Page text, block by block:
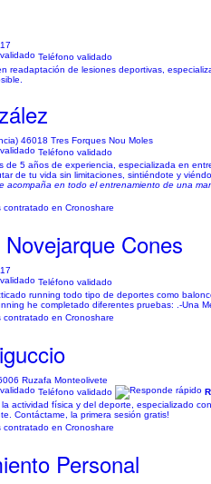
Teléfono validado
readaptación de lesiones deportivas,
46018 Tres Forques Nou Moles
Teléfono validado
de 5 años de experiencia, especializada en
de tu vida sin limitaciones, sintiéndote y
acompaña en todo el entrenamiento de una
contratado en Cronoshare
Cones
Teléfono validado
running todo tipo de deportes como
he completado diferentes pruebas: .-Una
contratado en Cronoshare
Ruzafa Monteolivete
Teléfono validado
actividad física y del deporte, especializado
Contáctame, la primera sesión gratis!
contratado en Cronoshare
Personal